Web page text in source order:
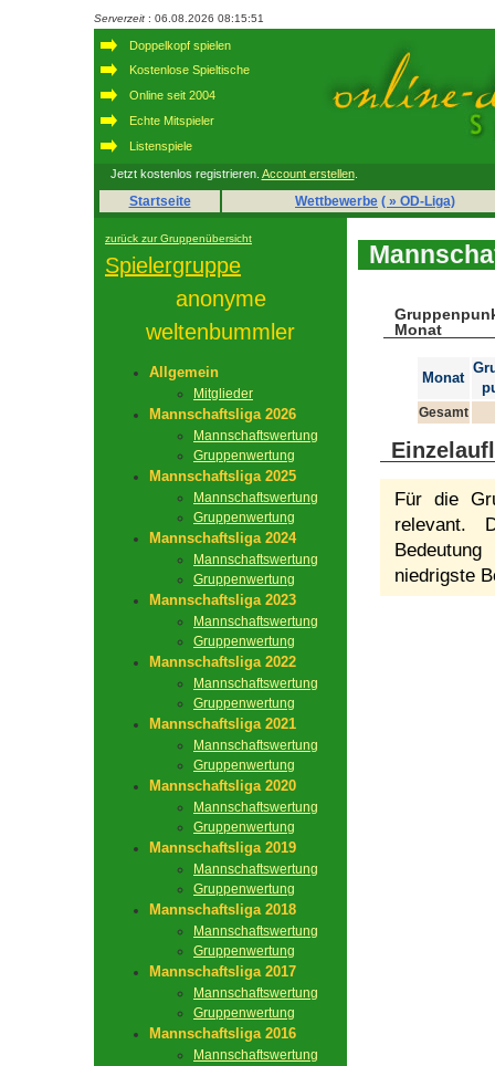
Serverzeit : 06.08.2026 08:15:51
Doppelkopf spielen
Kostenlose Spieltische
Online seit 2004
Echte Mitspieler
Listenspiele
Jetzt kostenlos registrieren. Account erstellen.
Startseite Wettbewerbe ( » OD-Liga)
zurück zur Gruppenübersicht
Spielergruppe
anonyme
weltenbummler
Allgemein
Mitglieder
Mannschaftsliga 2026
Mannschaftswertung
Gruppenwertung
Mannschaftsliga 2025
Mannschaftswertung
Gruppenwertung
Mannschaftsliga 2024
Mannschaftswertung
Gruppenwertung
Mannschaftsliga 2023
Mannschaftswertung
Gruppenwertung
Mannschaftsliga 2022
Mannschaftswertung
Gruppenwertung
Mannschaftsliga 2021
Mannschaftswertung
Gruppenwertung
Mannschaftsliga 2020
Mannschaftswertung
Gruppenwertung
Mannschaftsliga 2019
Mannschaftswertung
Gruppenwertung
Mannschaftsliga 2018
Mannschaftswertung
Gruppenwertung
Mannschaftsliga 2017
Mannschaftswertung
Gruppenwertung
Mannschaftsliga 2016
Mannschaftswertung
Monat
Monat
Gesamt
Für die
relevant.
niedrigste